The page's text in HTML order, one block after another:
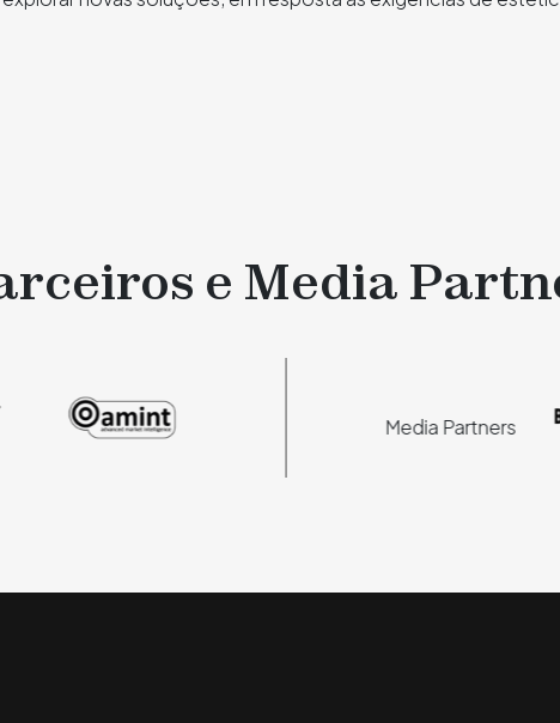
e Media
Media Partners